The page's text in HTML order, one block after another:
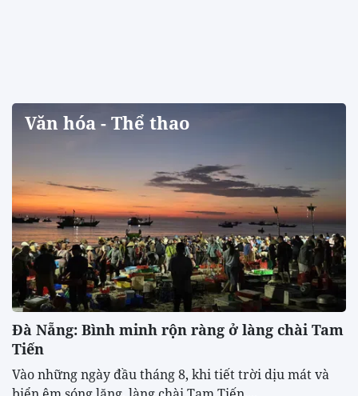
Văn hóa - Thể thao
Đà Nẵng: Bình minh rộn ràng ở làng chài Tam
Tiến
Vào những ngày đầu tháng 8, khi tiết trời dịu mát và